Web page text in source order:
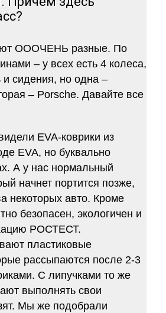
ОООЧЕНЬ разные. По
– у всех есть 4 колеса,
и сидения, но одна –
– Porsche. Давайте все
EVA-коврики из
EVA, но буквально
А у нас нормальный
начнет портится позже,
некоторых авто. Кроме
безопасен, экологичен и
РОСТЕСТ.
пластиковые
рассыпаются после 2-3
С липучками то же
выполнять свои
Мы же подобрали